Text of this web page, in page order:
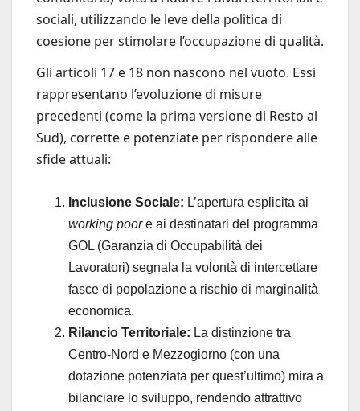
sociali, utilizzando le leve della politica di
coesione per stimolare l’occupazione di qualità.
Gli articoli 17 e 18 non nascono nel vuoto. Essi
rappresentano l’evoluzione di misure
precedenti (come la prima versione di Resto al
Sud), corrette e potenziate per rispondere alle
sfide attuali:
Inclusione Sociale: L’apertura esplicita ai
working poore ai destinatari del programma
GOL (Garanzia di Occupabilità dei
Lavoratori) segnala la volontà di intercettare
fasce di popolazione a rischio di marginalità
economica.
Rilancio Territoriale: La distinzione tra
Centro-Nord e Mezzogiorno (con una
dotazione potenziata per quest’ultimo) mira a
bilanciare lo sviluppo, rendendo attrattivo